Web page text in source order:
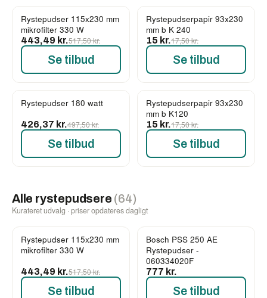
-14%
Rystepudser 115x230 mm
mikrofilter 330 W
443,49 kr.517,50 kr.
Se tilbud
-14%
Rystepudserpapir 93x230
mm b K 240
15 kr.17,50 kr.
Se tilbud
-14%
Rystepudser 180 watt
426,37 kr.497,50 kr.
Se tilbud
-14%
Rystepudserpapir 93x230
mm b K120
15 kr.17,50 kr.
Se tilbud
Alle rystepudsere (64)
Kurateret udvalg · priser opdateres dagligt
-14%
Rystepudser 115x230 mm
mikrofilter 330 W
443,49 kr.517,50 kr.
Se tilbud
Bosch PSS 250 AE
Rystepudser -
060334020F
777 kr.
Se tilbud